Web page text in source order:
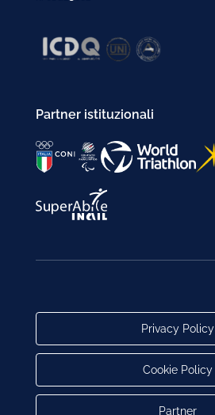
Partner istituzionali
Privacy Policy
Cookie Policy
Partner